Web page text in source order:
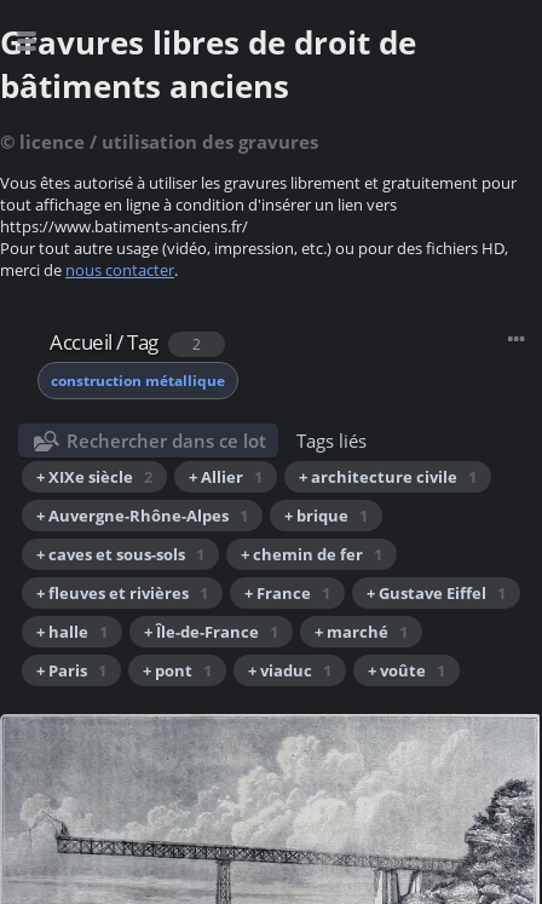
Gravures libres de droit de
bâtiments anciens
© licence / utilisation des gravures
Vous êtes autorisé à utiliser les gravures librement et gratuitement pour
tout affichage en ligne à condition d'insérer un lien vers
https://www.batiments-anciens.fr/
Pour tout autre usage (vidéo, impression, etc.) ou pour des fichiers HD,
merci de nous contacter.
Accueil/Tag
2
construction métallique
Rechercher dans ce lot Tags liés
+ XIXe siècle 2 + Allier 1 + architecture civile
1
+ Auvergne-Rhône-Alpes 1 + brique
1
+ caves et sous-sols 1 + chemin de fer 1
+ fleuves et rivières 1 + France 1 + Gustave Eiffel
1
+ halle
1 + Île-de-France 1 + marché
1
+ Paris 1 + pont 1 + viaduc 1 + voûte 1